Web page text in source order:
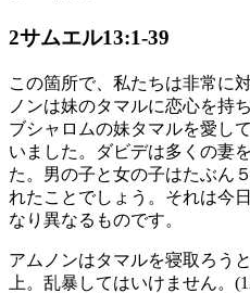
2サムエル13:1-39
この箇所で、私たちは非常に
ノンは妹のタマルに恋心を持
ブシャロムの妹タマルを愛し
いました。ダビデは多くの妻
た。男の子と女の子はたぶん
れたことでしょう。それは今
なり異なるものです。
アムノンはタマルを寝取ろう
上。乱暴してはいけません。